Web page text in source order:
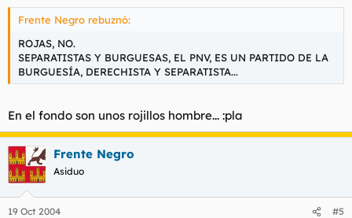
Frente Negro rebuznó:
ROJAS, NO.
SEPARATISTAS Y BURGUESAS, EL PNV, ES UN PARTIDO DE LA
BURGUESÍA, DERECHISTA Y SEPARATISTA...
En el fondo son unos rojillos hombre... :pla
Frente Negro
Asiduo
19 Oct 2004 #5